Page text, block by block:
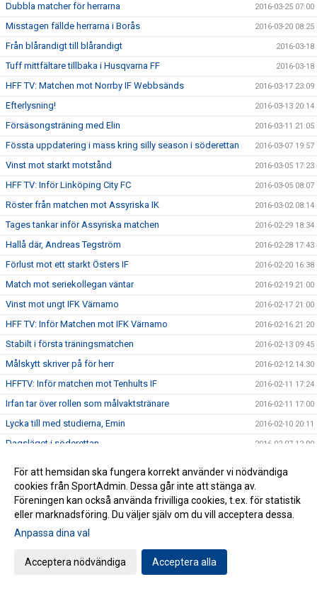
Dubbla matcher för herrarna 2016-03-25 07:00
Misstagen fällde herrarna i Borås 2016-03-20 08:25
Från blårandigt till blårandigt 2016-03-18
Tuff mittfältare tillbaka i Husqvarna FF 2016-03-18
HFF TV: Matchen mot Norrby IF Webbsänds 2016-03-17 23:09
Efterlysning! 2016-03-13 20:14
Försäsongsträning med Elin 2016-03-11 21:05
Fössta uppdatering i mass kring silly season i söderettan 2016-03-07 19:57
Vinst mot starkt motstånd 2016-03-05 17:23
HFF TV: Inför Linköping City FC 2016-03-05 08:07
Röster från matchen mot Assyriska IK 2016-03-02 08:14
Tages tankar inför Assyriska matchen 2016-02-29 18:34
Hallå där, Andreas Tegström 2016-02-28 17:43
Förlust mot ett starkt Östers IF 2016-02-20 16:38
Match mot seriekollegan väntar 2016-02-19 21:00
Vinst mot ungt IFK Värnamo 2016-02-17 21:00
HFF TV: Inför Matchen mot IFK Värnamo 2016-02-16 21:20
Stabilt i första träningsmatchen 2016-02-13 09:45
Målskytt skriver på för herr 2016-02-12 14:30
HFFTV: Inför matchen mot Tenhults IF 2016-02-11 17:24
Irfan tar över rollen som målvaktstränare 2016-02-11 17:00
Lycka till med studierna, Emin 2016-02-10 20:11
Dagsläget i söderettan 2016-02-07 12:00
Intressant målvakt ansluter
Lycka till Hugo! 2016-01-24 17:00
Unga talanger lyfts upp i A-truppen
Poängspelare klar för herr.
För att hemsidan ska fungera korrekt använder vi nödvändiga
cookies från SportAdmin. Dessa går inte att stänga av.
Föreningen kan också använda frivilliga cookies, t.ex. för statistik
eller marknadsföring. Du väljer själv om du vill acceptera dessa.
Anpassa dina val
Acceptera nödvändiga Acceptera alla